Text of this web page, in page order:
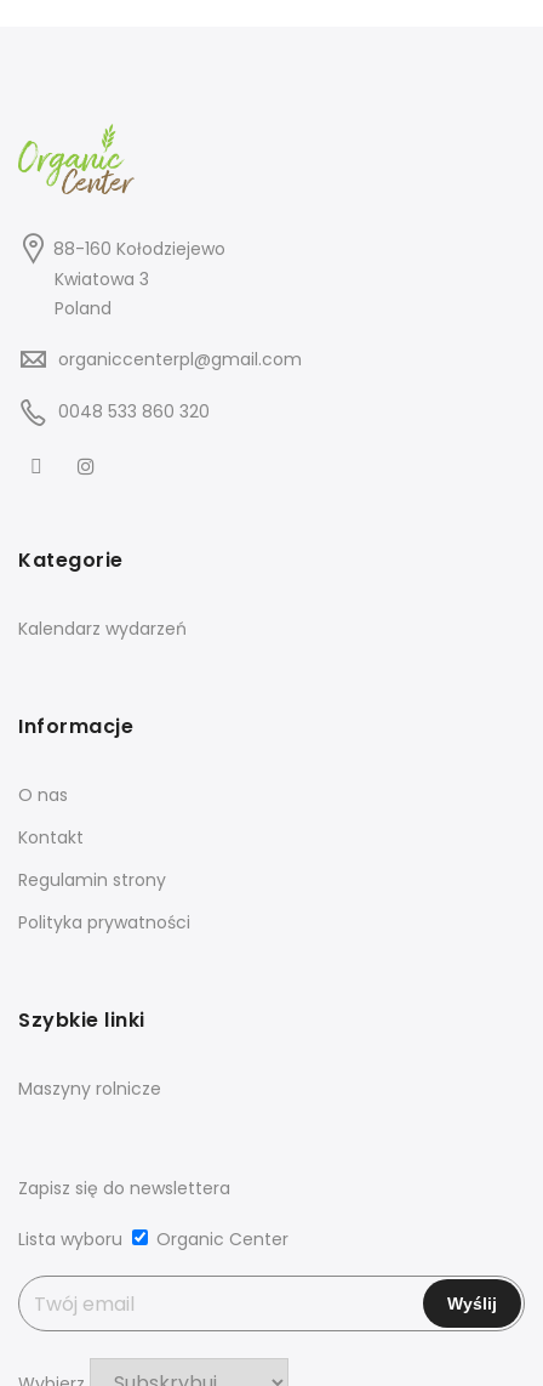
88-160 Kołodziejewo
Kwiatowa 3
Poland
organiccenterpl@gmail.com
0048 533 860 320
Kategorie
Kalendarz wydarzeń
Informacje
O nas
Kontakt
Regulamin strony
Polityka prywatności
Szybkie linki
Maszyny rolnicze
Zapisz się do newslettera
Lista wyboru Organic Center